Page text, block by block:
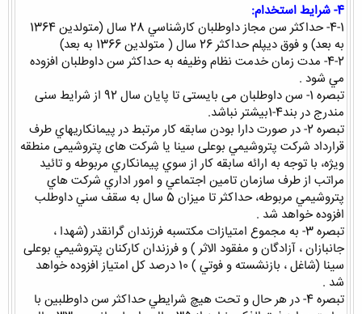
4- شرايط استخدام:
4-1- حداكثر سن مجاز داوطلبان كارشناسي 28 سال (متولدين 1364
به بعد) و فوق ديپلم حداكثر 26 سال ( متولدين 1366 به بعد)
4-2- مدت زمان خدمت نظام وظيفه به حداكثر سن داوطلبان افزوده
مي شود .
تبصره 1- سن داوطلبان می بایستی تا پایان سال 92 از شرایط سنی
مندرج در بند4-1بیشتر نباشد.
تبصره 2- در صورت دارا بودن سابقه كار مرتبط در پيمانكاريهاي طرف
قرارداد شركت پتروشيمي بوعلی سینا یا شرکت های پتروشیمی منطقه
ویژه، با توجه به ارائه سابقه كار از سوي پيمانكاري مربوطه و تائيد
مراتب از طرف سازمان تامين اجتماعي و امور اداري شركت هاي
پتروشيمي مربوطه، حداكثر تا ميزان 5 سال به سقف سني داوطلب
افزوده خواهد شد .
تبصره 3- به مجموع امتيازات مكتسبه فرزندان گرانقدر (شهدا ،
جانبازان ، آزادگان و مفقود الاثر ) و فرزندان كاركنان پتروشيمي بوعلی
سینا (شاغل ، بازنشسته و فوتي ) 10 درصد كل امتياز افزوده خواهد
شد .
تبصره 4- در هر حال و تحت هيچ شرايطي حداكثر سن داوطلبين با